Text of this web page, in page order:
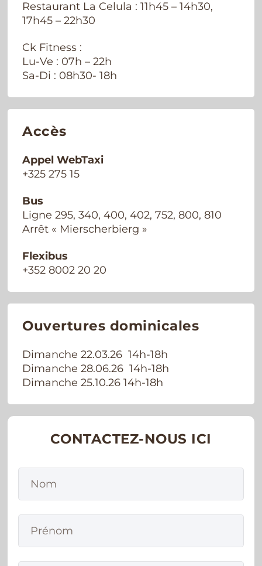
Restaurant La Celula : 11h45 – 14h30,
17h45 – 22h30
Ck Fitness :
Lu-Ve : 07h – 22h
Sa-Di : 08h30- 18h
Accès
Appel WebTaxi
+325 275 15
Bus
Ligne 295, 340, 400, 402, 752, 800, 810
Arrêt « Mierscherbierg »
Flexibus
+352 8002 20 20
Ouvertures dominicales
Dimanche 22.03.26 14h-18h
Dimanche 28.06.26 14h-18h
Dimanche 25.10.26 14h-18h
CONTACTEZ-NOUS ICI